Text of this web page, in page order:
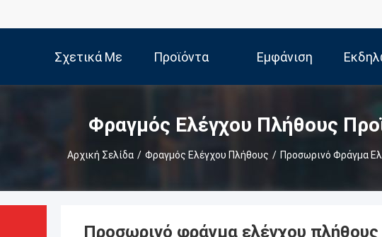
Σχετικά Με
Εμάς
Προϊόντα Εμφάνιση
VR
Φραγμός Ελέγχου Πλήθους
Αρχική Σελίδα / Φραγμός Ελέγχου Πλήθους / Προσωρινό Φράγμα
Προσωρινό φράγμα ελέγχου πλήθους